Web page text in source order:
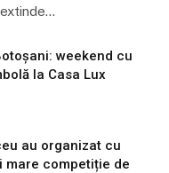
weekend cu
la Casa Lux
au organizat cu
mare competiție de